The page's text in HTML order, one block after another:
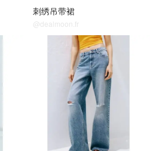
刺绣吊带裙
@dealmoon.fr